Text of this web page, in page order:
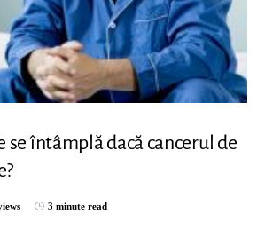
se întâmplă dacă cancerul de
3 minute read